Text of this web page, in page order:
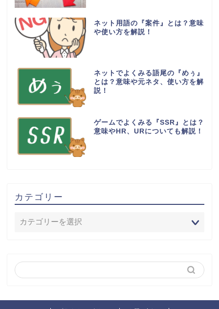
ネット用語の『案件』とは？意味
や使い方を解説！
ネットでよくみる語尾の『めぅ』
とは？意味や元ネタ、使い方を解
説！
ゲームでよくみる『SSR』とは？
意味やHR、URについても解説！
カテゴリー